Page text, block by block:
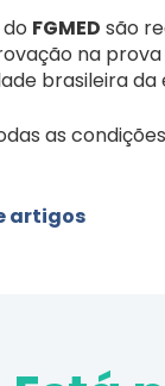
do FGMED são
na
brasileira
as
artigos